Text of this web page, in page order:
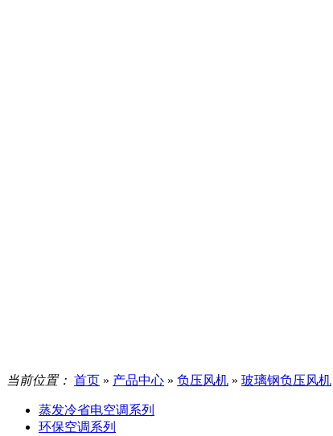
当前位置： 首页 » 产品中心 » 负压风机 » 玻璃钢负压风机
蒸发冷省电空调系列
环保空调系列